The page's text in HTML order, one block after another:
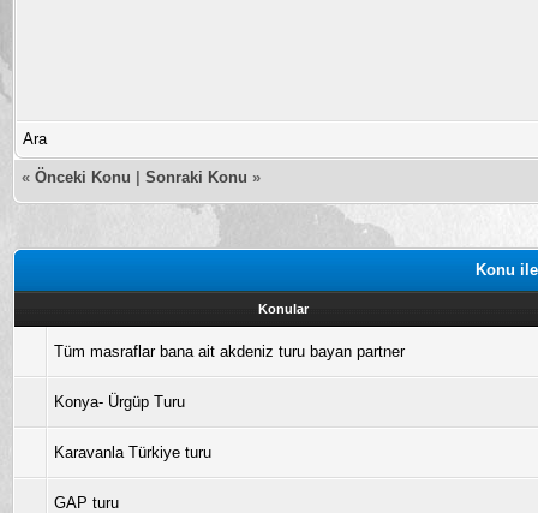
Ara
« Önceki Konu Sonraki Konu »
Konu
Konular
Tüm masraflar bana ait akdeniz turu bayan partner
Konya- Ürgüp Turu
Karavanla Türkiye turu
GAP turu